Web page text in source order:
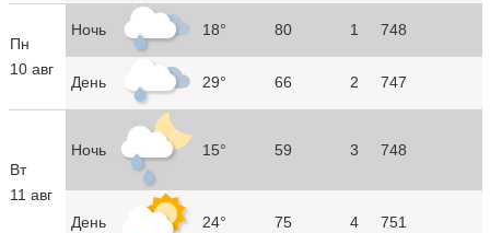
Пн
10 авг
Ночь 18° 80 1 748
День 29° 66 2 747
Вт
11 авг
Ночь 15° 59 3 748
День 24° 75 4 751